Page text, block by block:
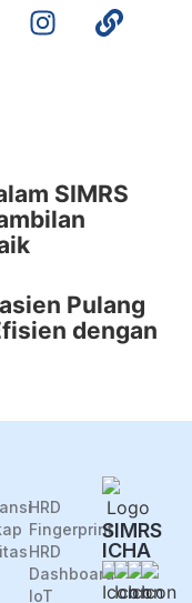
SIMRS
Pulang
dengan
HRD
Fingerprint
HRD
Dashboard
IoT
SIMRS
ICHA